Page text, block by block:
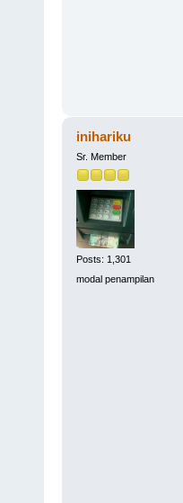
inihariku
Sr. Member
Posts: 1,301
modal penampilan